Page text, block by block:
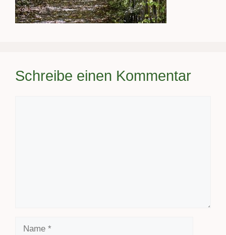
Schreibe einen Kommentar